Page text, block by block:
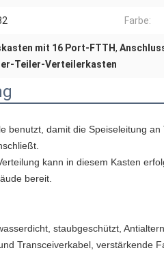
Farbe:
mit 16 Port-FTTH,
Teiler-Verteilerkasten
benutzt, damit die Speiseleitung
kann in diesem Kasten
bereit.
staubgeschützt,
Transceiverkabel, verstärkende